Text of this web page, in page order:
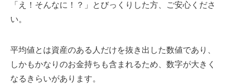
「え！そんなに！？」とびっくりした方、ご安心くださ
い。
平均値とは資産のある人だけを抜き出した数値であり、
しかもかなりのお金持ちも含まれるため、数字が大きく
なるきらいがあります。